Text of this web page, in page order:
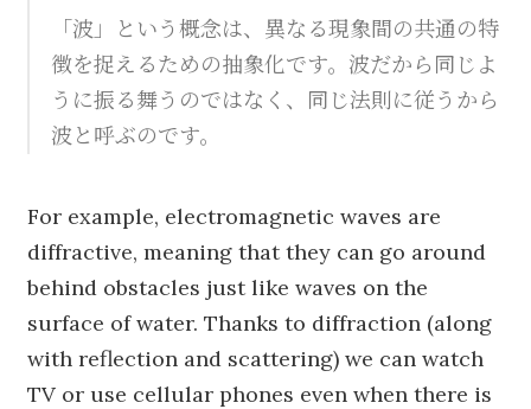
「波」という概念は、異なる現象間の共通の特
徴を捉えるための抽象化です。波だから同じよ
うに振る舞うのではなく、同じ法則に従うから
波と呼ぶのです。
For example, electromagnetic waves are
diffractive, meaning that they can go around
behind obstacles just like waves on the
surface of water. Thanks to diffraction (along
with reflection and scattering) we can watch
TV or use cellular phones even when there is